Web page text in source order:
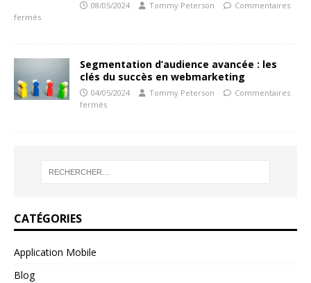
08/05/2024 Tommy Peterson
Commentaires
fermés
Segmentation d’audience avancée : les
clés du succès en webmarketing
04/05/2024 Tommy Peterson
Commentaires
fermés
CATÉGORIES
Application Mobile
Blog